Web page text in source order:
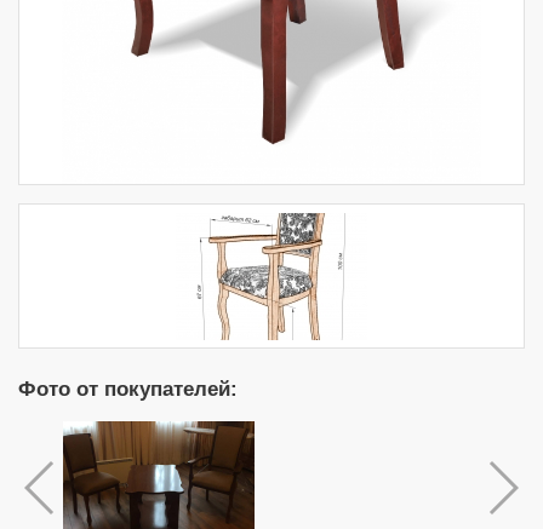
Фото от покупателей: